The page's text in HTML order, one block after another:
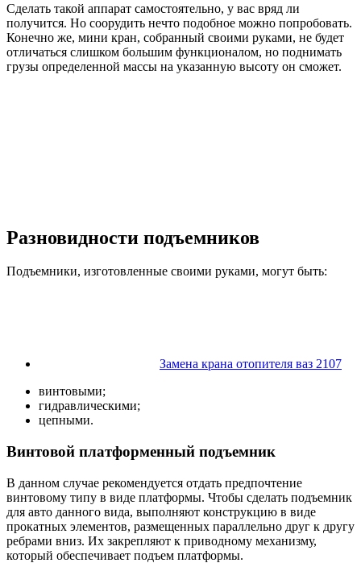
Сделать такой аппарат самостоятельно, у вас вряд ли
получится. Но соорудить нечто подобное можно попробовать.
Конечно же, мини кран, собранный своими руками, не будет
отличаться слишком большим функционалом, но поднимать
грузы определенной массы на указанную высоту он сможет.
Разновидности подъемников
Подъемники, изготовленные своими руками, могут быть:
Замена крана отопителя ваз 2107
винтовыми;
гидравлическими;
цепными.
Винтовой платформенный подъемник
В данном случае рекомендуется отдать предпочтение
винтовому типу в виде платформы. Чтобы сделать подъемник
для авто данного вида, выполняют конструкцию в виде
прокатных элементов, размещенных параллельно друг к другу
ребрами вниз. Их закрепляют к приводному механизму,
который обеспечивает подъем платформы.